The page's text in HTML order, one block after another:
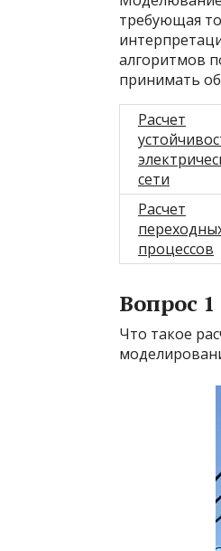
требующая
алгоритмов
принимать
Расчет
сети
Расчет
процессов
Вопрос 1
Что такое